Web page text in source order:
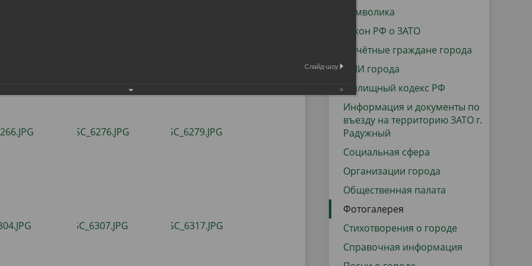
Городская среда
Региональный контроль
Поддержка малого и среднего
предпринимательства
Символика
Закон РФ о ЗАТО
Почётные граждане города
СМИ города
Жилищный кодекс РФ
Информация и документы по
въезду на территорию ЗАТО г.
Радужный
Социальная сфера
Организации города
Общественная палата
Фотогалерея
Стихотворения о городе
Справочная информация
Слайд-шоу: